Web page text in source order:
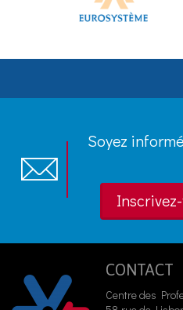
Soyez
CONTACT
Centre des